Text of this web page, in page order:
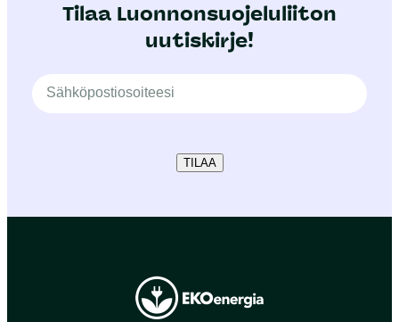
Tilaa Luonnonsuojeluliiton
uutiskirje!
TILAA